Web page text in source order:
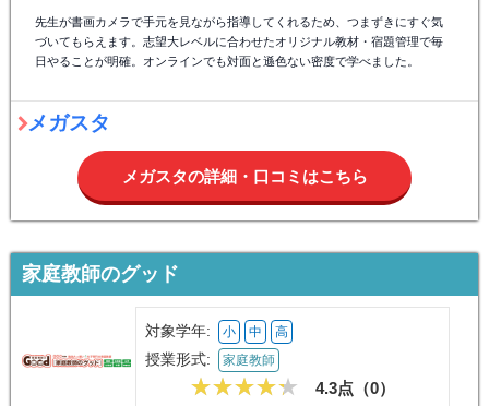
先生が書画カメラで手元を見ながら指導してくれるため、つまずきにすぐ気
づいてもらえます。志望大レベルに合わせたオリジナル教材・宿題管理で毎
日やることが明確。オンラインでも対面と遜色ない密度で学べました。
メガスタ
メガスタの詳細・口コミはこちら
家庭教師のグッド
対象学年: 小 中 高
授業形式: 家庭教師
4.3点（0）